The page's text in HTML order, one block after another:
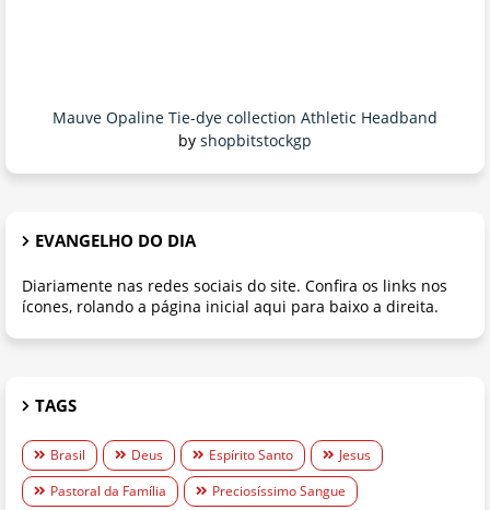
Mauve Opaline Tie-dye collection Athletic Headband
by shopbitstockgp
EVANGELHO DO DIA
Diariamente nas redes sociais do site. Confira os links nos
ícones, rolando a página inicial aqui para baixo a direita.
TAGS
Brasil Deus Espírito Santo
Jesus
Pastoral da Família
Preciosíssimo Sangue